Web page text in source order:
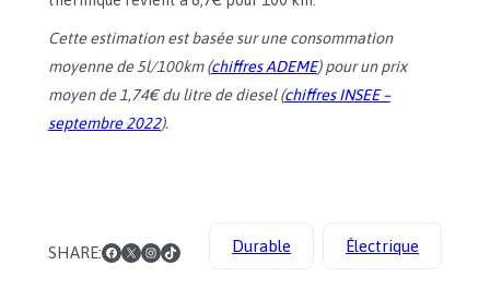
Cette estimation est basée sur une consommation
moyenne de 5l/100km (chiffres ADEME) pour un prix
moyen de 1,74€ du litre de diesel (chiffres INSEE –
septembre 2022).
SHARE:Facebook
XInstagram
TikTokDurable Électrique